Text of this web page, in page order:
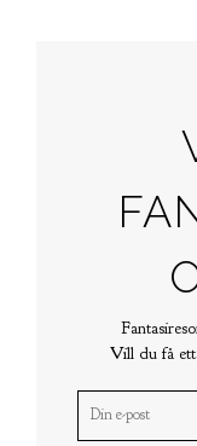
Vill du få ett